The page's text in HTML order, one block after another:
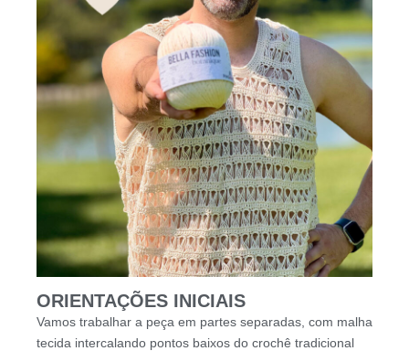
ORIENTAÇÕES INICIAIS
Vamos trabalhar a peça em partes separadas, com malha
tecida intercalando pontos baixos do crochê tradicional